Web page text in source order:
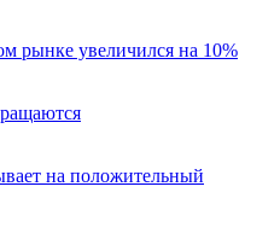
рынке увеличился на 10%
на положительный